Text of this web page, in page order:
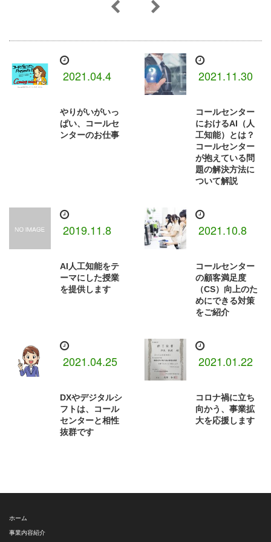
2021.04.4
やりがいがいっ
ぱい、コールセ
ンターのお仕事
2021.11.30
コールセンター
におけるAI（人
工知能）とは？
コールセンター
が抱えている問
題の解決方法に
ついて解説
2019.11.8
AI人工知能をテ
ーマにした授業
を提供します
2021.10.8
コールセンター
の顧客満足度
（CS）向上のた
めにできる対策
をご紹介
2021.04.25
DXやデジタルシ
フトは、コール
センターと相性
抜群です
2021.01.22
コロナ禍に立ち
向かう、事業拡
大を応援します
ホーム
事業内容紹介